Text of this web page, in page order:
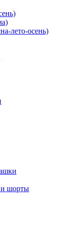
лето-осень)
и шорты